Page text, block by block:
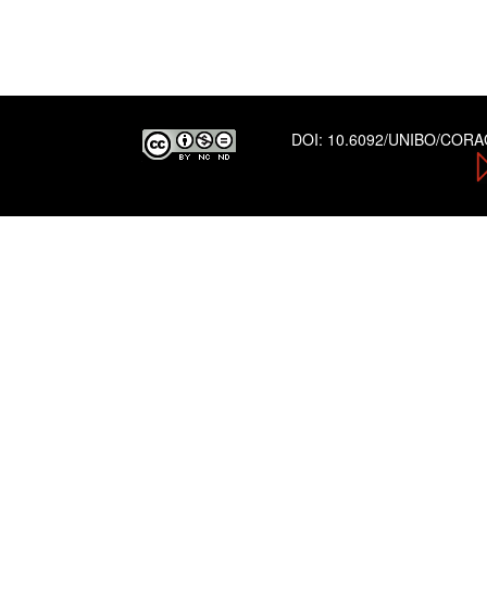
DOI: 10.6092/UNIBO/